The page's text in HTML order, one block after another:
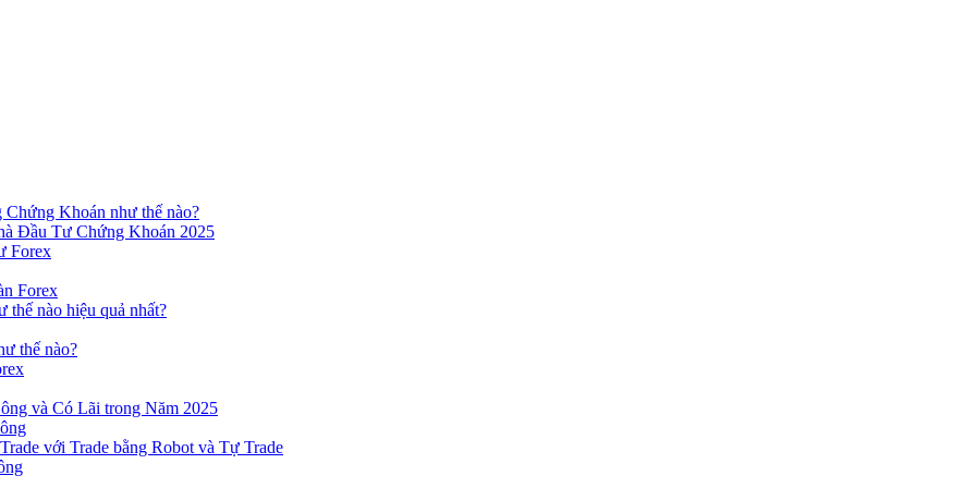
Khoán như thế nào?
Đầu Tư Chứng Khoán 2025
Forex
Forex
nào hiệu quả nhất?
thế nào?
và Có Lãi trong Năm 2025
với Trade bằng Robot và Tự Trade